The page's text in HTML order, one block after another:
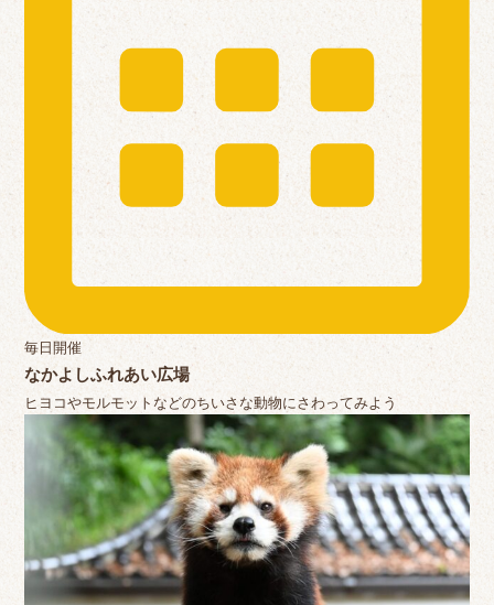
毎日開催
なかよしふれあい広場
ヒヨコやモルモットなどのちいさな動物にさわってみよう